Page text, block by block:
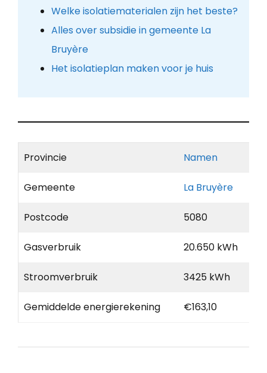
Welke isolatiematerialen zijn het beste?
Alles over subsidie in gemeente La
Bruyère
Het isolatieplan maken voor je huis
Provincie Namen
Gemeente La Bruyère
Postcode 5080
Gasverbruik 20.650 kWh
Stroomverbruik 3425 kWh
Gemiddelde energierekening €163,10